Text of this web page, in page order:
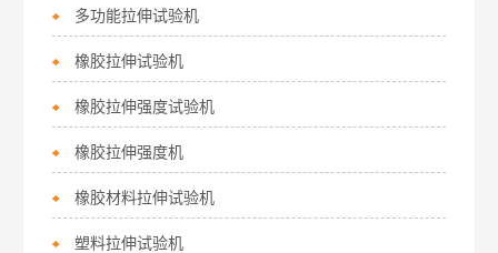
多功能拉伸试验机
橡胶拉伸试验机
橡胶拉伸强度试验机
橡胶拉伸强度机
橡胶材料拉伸试验机
塑料拉伸试验机